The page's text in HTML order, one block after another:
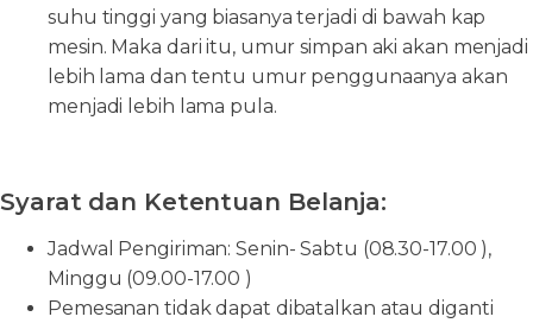
suhu tinggi yang biasanya terjadi di bawah kap
mesin. Maka dari itu, umur simpan aki akan menjadi
lebih lama dan tentu umur penggunaanya akan
menjadi lebih lama pula.
Syarat dan Ketentuan Belanja:
Jadwal Pengiriman: Senin- Sabtu (08.30-17.00 ),
Minggu (09.00-17.00 )
Pemesanan tidak dapat dibatalkan atau diganti